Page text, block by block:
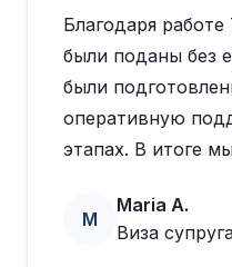
Благодаря
были поданы без
были
оперативную
этапах. В итоге
M
Maria A.
Виза